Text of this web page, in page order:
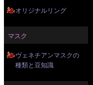
オリジナルリング
マスク
ヴェネチアンマスクの
種類と豆知識